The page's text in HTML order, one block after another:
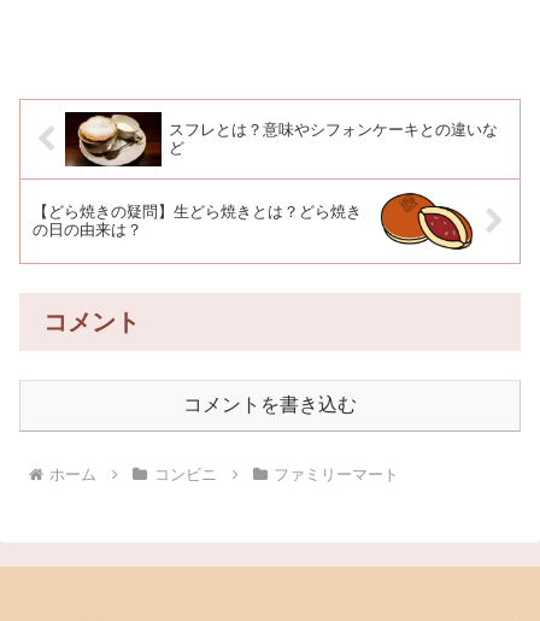
スフレとは？意味やシフォンケーキとの違いな
ど
【どら焼きの疑問】生どら焼きとは？どら焼き
の日の由来は？
コメント
コメントを書き込む
ホーム コンビニ ファミリーマート